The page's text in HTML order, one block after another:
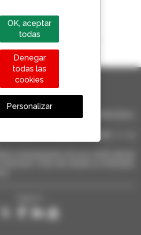
manipuladores telescópicos
en el mundo es Manitou
OK, aceptar
todas
Denegar
todas las
cookies
Personalizar